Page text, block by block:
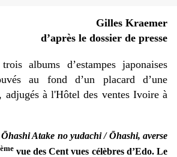
Gilles Kraemer
d’après le dossier de presse
albums d’estampes japonaises
au fond d’un placard d’une
adjugés à l'Hôtel des ventes Ivoire à
Ōhashi Atake no yudachi / Ōhashi, averse
èmevue des Cent vues célèbres d’Edo. Le